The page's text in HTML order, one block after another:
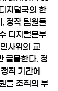
지털국의 한
정작 팀원들
디지털본부
사위의 교
골몰한다. 정
직 기간에
을 조직의 부